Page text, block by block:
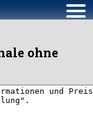
ohne